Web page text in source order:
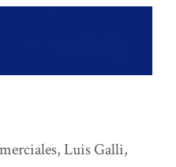
,Luis Galli,